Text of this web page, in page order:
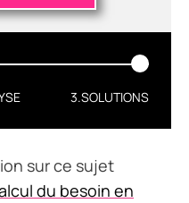
3.SOLUTIONS
sur ce sujet
du besoin en